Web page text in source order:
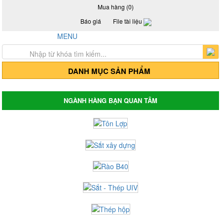
Mua hàng (0)
Báo giá
File tài liệu
MENU
Trang chủ
Giới thiệu
Thép hộp mạ kẽm - Thép hộp đen
Thép hộp đen
Thép hộp mã kẽm Hòa Phát
Thép hộp mã kẽm Hoa Sen
Giá tôn lợp, tôn Hoa Sen, tôn Đông Á, tôn
Tôn mạ màu Trung Quốc
Tôn mạ màu Phương Nam
Tôn mạ màu Đông Á
Tôn lợp Hòa Phát
Tôn lợp Hoa Sen
Tôn chống nóng - Tôn cách nhiệt
DANH MỤC SẢN PHẨM
NGÀNH HÀNG BẠN QUAN TÂM